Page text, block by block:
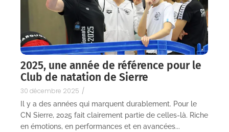
2025, une année de référence pour le
Club de natation de Sierre
30 décembre 2025 /
Il y a des années qui marquent durablement. Pour le
CN Sierre, 2025 fait clairement partie de celles-là. Riche
en émotions, en performances et en avancées...